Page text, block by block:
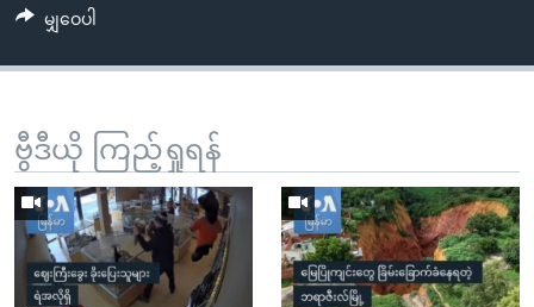
မျှဝေပါ
ဗွီဒီယို ကြည့်ရှုရန်